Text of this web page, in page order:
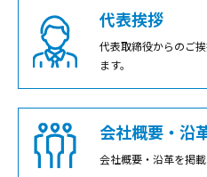
お問い
代表挨拶
代表取締役からのご
ます。
会社概要・沿
会社概要・沿革を掲載